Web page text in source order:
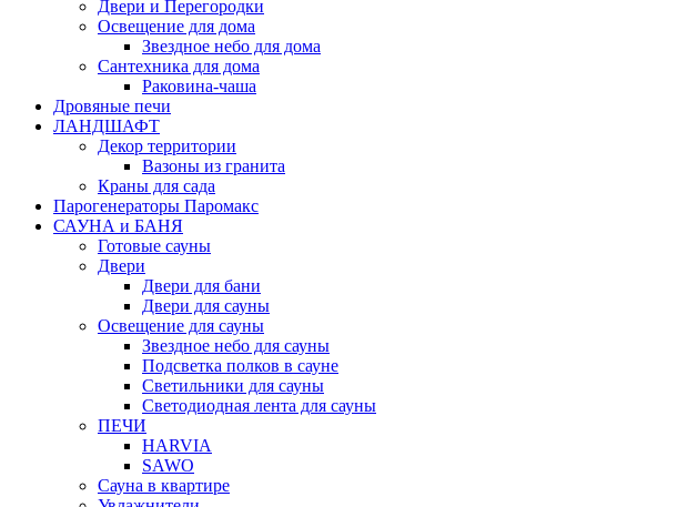
Двери и Перегородки
Освещение для дома
Звездное небо для дома
Сантехника для дома
Раковина-чаша
Дровяные печи
ЛАНДШАФТ
Декор территории
Вазоны из гранита
Краны для сада
Парогенераторы Паромакс
САУНА и БАНЯ
Готовые сауны
Двери
Двери для бани
Двери для сауны
Освещение для сауны
Звездное небо для сауны
Подсветка полков в сауне
Светильники для сауны
Светодиодная лента для сауны
ПЕЧИ
HARVIA
SAWO
Сауна в квартире